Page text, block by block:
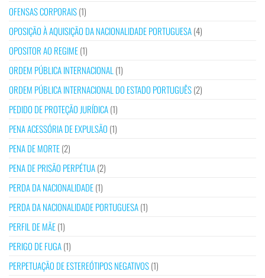
OFENSAS CORPORAIS(1)
OPOSIÇÃO À AQUISIÇÃO DA NACIONALIDADE PORTUGUESA(4)
OPOSITOR AO REGIME(1)
ORDEM PÚBLICA INTERNACIONAL (1)
ORDEM PÚBLICA INTERNACIONAL DO ESTADO PORTUGUÊS(2)
PEDIDO DE PROTEÇÃO JURÍDICA(1)
PENA ACESSÓRIA DE EXPULSÃO (1)
PENA DE MORTE(2)
PENA DE PRISÃO PERPÉTUA(2)
PERDA DA NACIONALIDADE(1)
PERDA DA NACIONALIDADE PORTUGUESA(1)
PERFIL DE MÃE(1)
PERIGO DE FUGA(1)
PERPETUAÇÃO DE ESTEREÓTIPOS NEGATIVOS(1)